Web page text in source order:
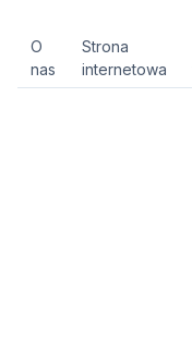
O
nas
Strona
internetowa